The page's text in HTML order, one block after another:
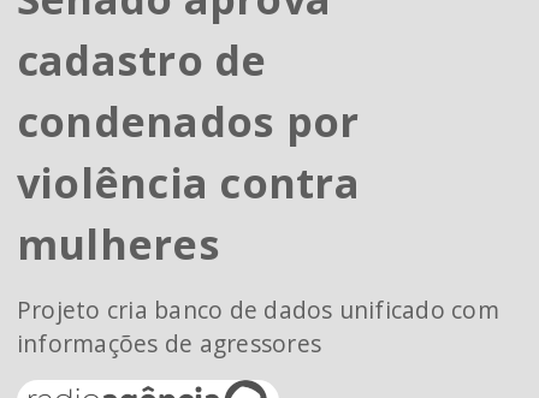
cadastro de
condenados por
violência contra
mulheres
Projeto cria banco de dados unificado com
informações de agressores